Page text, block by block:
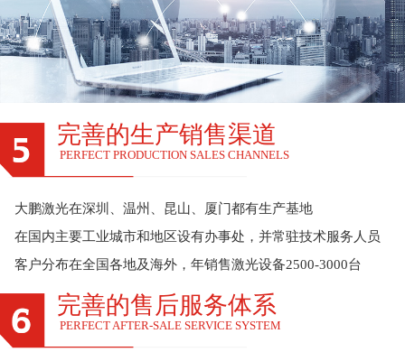
完善的生产销售渠道
PERFECT PRODUCTION SALES CHANNELS
大鹏激光在深圳、温州、昆山、厦门都有生产基地
在国内主要工业城市和地区设有办事处，并常驻技术服务人员
客户分布在全国各地及海外，年销售激光设备2500-3000台
完善的售后服务体系
PERFECT AFTER-SALE SERVICE SYSTEM